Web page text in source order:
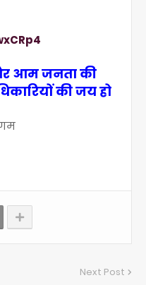
आम जनता की
की जय हो
Next Post